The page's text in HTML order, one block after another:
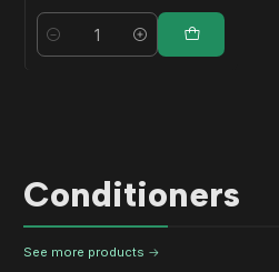
Menge
Conditioners
See more products